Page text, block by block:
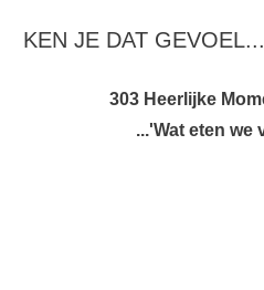
KEN JE DAT
303 Heerlijke
...'Wat eten we